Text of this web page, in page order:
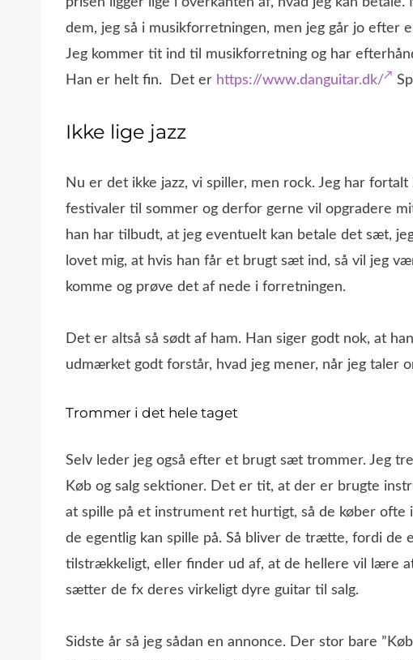
dem, jeg så i musikforretningen, men jeg går jo efter
Jeg kommer tit ind til musikforretning og har
Han er helt fin. Det er https://www.danguitar.dk/
Ikke lige jazz
Nu er det ikke jazz, vi spiller, men rock. Jeg har
festivaler til sommer og derfor gerne vil opgradere
han har tilbudt, at jeg eventuelt kan betale det sæt,
lovet mig, at hvis han får et brugt sæt ind, så vil jeg
komme og prøve det af nede i forretningen.
Det er altså så sødt af ham. Han siger godt nok, at
udmærket godt forstår, hvad jeg mener, når jeg taler
Trommer i det hele taget
Selv leder jeg også efter et brugt sæt trommer. Jeg
Køb og salg sektioner. Det er tit, at der er brugte
at spille på et instrument ret hurtigt, så de køber
de egentlig kan spille på. Så bliver de trætte, fordi de
tilstrækkeligt, eller finder ud af, at de hellere vil lære
sætter de fx deres virkeligt dyre guitar til salg.
Sidste år så jeg sådan en annonce. Der stor bare ”Køb